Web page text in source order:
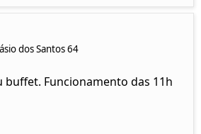
dos Santos 64
buffet. Funcionamento das 11h